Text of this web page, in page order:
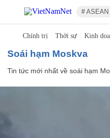
#
Chính trị Thời sự Kinh
soái hạm Moskva
Tin tức mới nhất về soái hạm